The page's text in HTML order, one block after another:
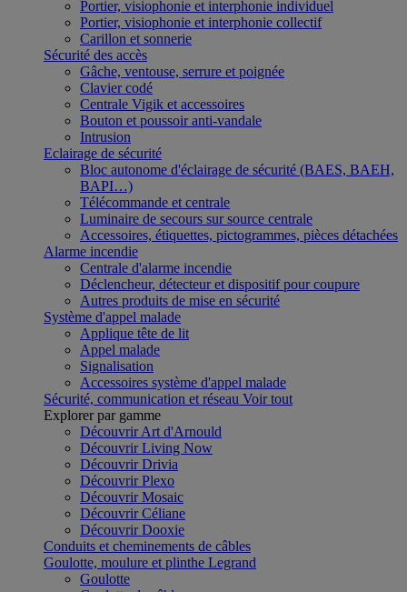
Portier, visiophonie et interphonie individuel
Portier, visiophonie et interphonie collectif
Carillon et sonnerie
Sécurité des accès
Gâche, ventouse, serrure et poignée
Clavier codé
Centrale Vigik et accessoires
Bouton et poussoir anti-vandale
Intrusion
Eclairage de sécurité
Bloc autonome d'éclairage de sécurité (BAES, BAEH,
BAPI…)
Télécommande et centrale
Luminaire de secours sur source centrale
Accessoires, étiquettes, pictogrammes, pièces détachées
Alarme incendie
Centrale d'alarme incendie
Déclencheur, détecteur et dispositif pour coupure
Autres produits de mise en sécurité
Système d'appel malade
Applique tête de lit
Appel malade
Signalisation
Accessoires système d'appel malade
Sécurité, communication et réseau Voir tout
Explorer par gamme
Découvrir Art d'Arnould
Découvrir Living Now
Découvrir Drivia
Découvrir Plexo
Découvrir Mosaic
Découvrir Céliane
Découvrir Dooxie
Conduits et cheminements de câbles
Goulotte, moulure et plinthe Legrand
Goulotte